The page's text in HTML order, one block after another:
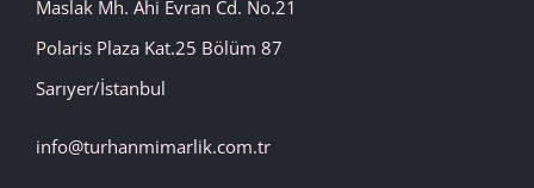
Maslak Mh. Ahi Evran Cd. No.21
Polaris Plaza Kat.25 Bölüm 87
Sarıyer/İstanbul
info@turhanmimarlik.com.tr